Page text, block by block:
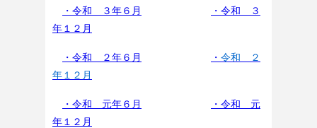
・令和 ３年６月
・令和 ３
年１２月
・令和 ２年６月 ・ 令和 ２
年１２月
・令和 元年６月
・令和 元
年１２月